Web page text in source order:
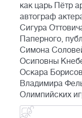
как царь Пётр
автограф
Сигура
Паперного,
Симона
Осиповны
Оскара
Владимира
Олимпийских